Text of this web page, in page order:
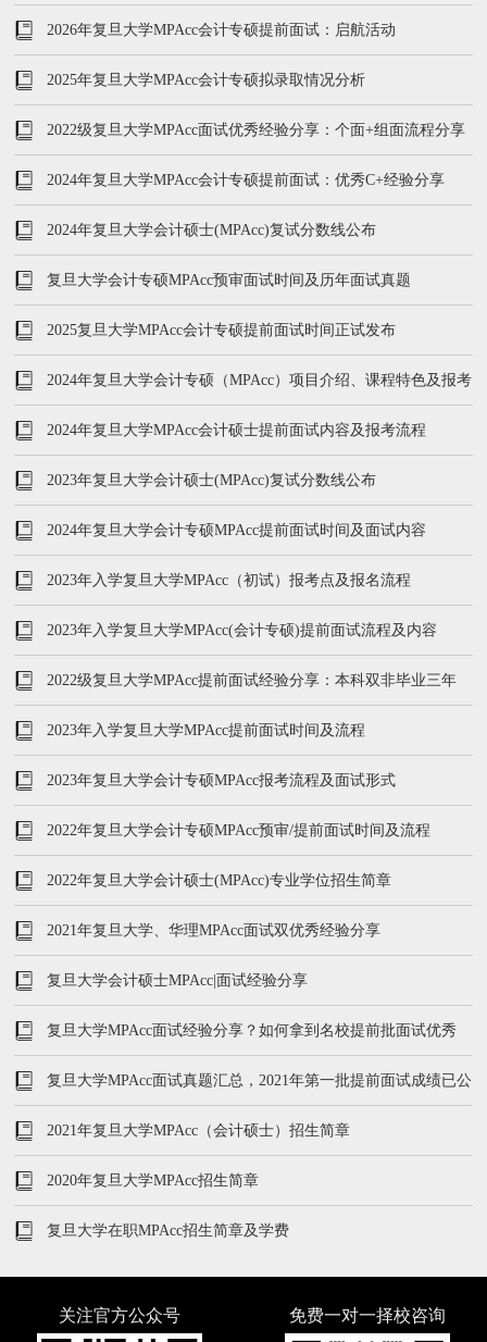
2026年复旦大学MPAcc会计专硕提前面试：启航活动
2025年复旦大学MPAcc会计专硕拟录取情况分析
2022级复旦大学MPAcc面试优秀经验分享：个面+组面流程分享
2024年复旦大学MPAcc会计专硕提前面试：优秀C+经验分享
2024年复旦大学会计硕士(MPAcc)复试分数线公布
复旦大学会计专硕MPAcc预审面试时间及历年面试真题
2025复旦大学MPAcc会计专硕提前面试时间正试发布
2024年复旦大学会计专硕（MPAcc）项目介绍、课程特色及报考
流程
2024年复旦大学MPAcc会计硕士提前面试内容及报考流程
2023年复旦大学会计硕士(MPAcc)复试分数线公布
2024年复旦大学会计专硕MPAcc提前面试时间及面试内容
2023年入学复旦大学MPAcc（初试）报考点及报名流程
2023年入学复旦大学MPAcc(会计专硕)提前面试流程及内容
2022级复旦大学MPAcc提前面试经验分享：本科双非毕业三年
2023年入学复旦大学MPAcc提前面试时间及流程
2023年复旦大学会计专硕MPAcc报考流程及面试形式
2022年复旦大学会计专硕MPAcc预审/提前面试时间及流程
2022年复旦大学会计硕士(MPAcc)专业学位招生简章
2021年复旦大学、华理MPAcc面试双优秀经验分享
复旦大学会计硕士MPAcc|面试经验分享
复旦大学MPAcc面试经验分享？如何拿到名校提前批面试优秀
复旦大学MPAcc面试真题汇总，2021年第一批提前面试成绩已公
布
2021年复旦大学MPAcc（会计硕士）招生简章
2020年复旦大学MPAcc招生简章
复旦大学在职MPAcc招生简章及学费
关注官方公众号 免费一对一择校咨询